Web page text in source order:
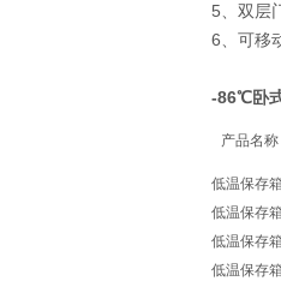
5、双层
6、可移
-86℃卧
产品名称
低温保存
低温保存
低温保存
低温保存